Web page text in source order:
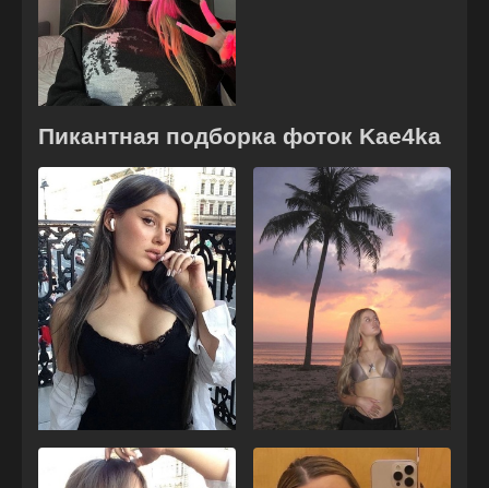
Пикантная подборка фоток Kae4ka